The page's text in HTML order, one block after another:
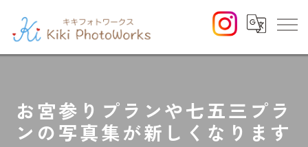
お宮参りプランや七五三プラ
ンの写真集が新しくなります